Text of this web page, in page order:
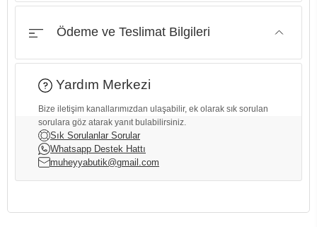
Ödeme ve Teslimat Bilgileri
Yardım Merkezi
Bize iletişim kanallarımızdan ulaşabilir, ek olarak sık sorulan
sorulara göz atarak yanıt bulabilirsiniz.
Sık Sorulanlar Sorular
Whatsapp Destek Hattı
muheyyabutik@gmail.com